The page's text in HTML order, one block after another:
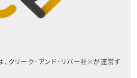
クリーク･アンド･リバー社※が運営す